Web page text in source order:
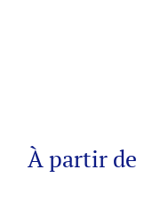
À partir de